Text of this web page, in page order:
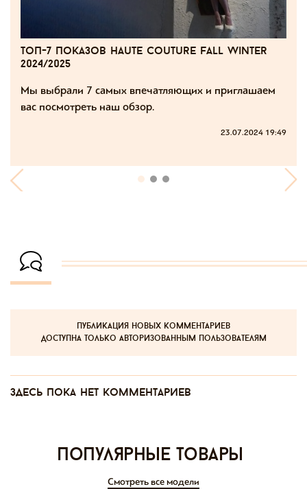
топ-7 показов haute couture fall winter
2024/2025
Мы выбрали 7 самых впечатляющих и приглашаем
вас посмотреть наш обзор.
23.07.2024 19:49
публикация новых комментариев
доступна только авторизованным пользователям
Здесь пока нет комментариев
Популярные товары
Смотреть все модели